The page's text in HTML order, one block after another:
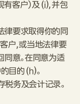
客户）及 (i)，并包
律要求取得你的同
户，或当地法律要
同意。在同意为适
目的 (h)。
税务及会计记录。